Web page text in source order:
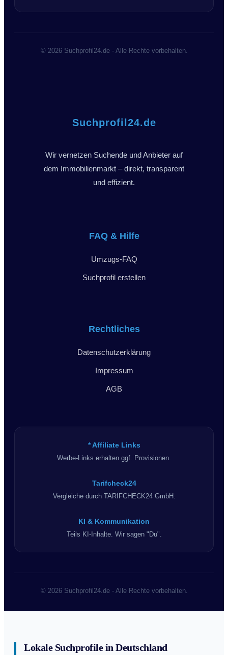
© 2026 Suchprofil24.de - Alle Rechte vorbehalten.
Suchprofil24.de
Wir vernetzen Suchende und Anbieter auf
dem Immobilienmarkt – direkt, transparent
und effizient.
FAQ & Hilfe
Umzugs-FAQ
Suchprofil erstellen
Rechtliches
Datenschutzerklärung
Impressum
AGB
* Affiliate Links
Werbe-Links erhalten ggf. Provisionen.
Tarifcheck24
Vergleiche durch TARIFCHECK24 GmbH.
KI & Kommunikation
Teils KI-Inhalte. Wir sagen "Du".
© 2026 Suchprofil24.de - Alle Rechte vorbehalten.
Lokale Suchprofile in Deutschland